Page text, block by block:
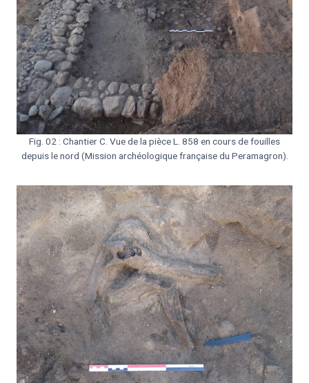
Fig. 02 : Chantier C. Vue de la pièce L. 858 en cours de fouilles
depuis le nord (Mission archéologique française du Peramagron).